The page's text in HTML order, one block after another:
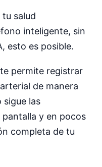
salud
inteligente, sin
esto es posible.
permite registrar
de manera
sigue las
y en pocos
completa de tu